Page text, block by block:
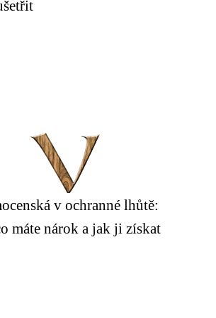
v ochranné lhůtě:
máte nárok a jak ji získat